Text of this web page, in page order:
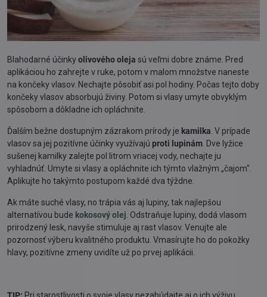
Blahodarné účinkyolivového oleja sú veľmi dobre známe. Pred
aplikáciou ho zahrejte v ruke, potom v malom množstve naneste
na končeky vlasov. Nechajte pôsobiť asi pol hodiny. Počas tejto doby
končeky vlasov absorbujú živiny. Potom si vlasy umyte obvyklým
spôsobom a dôkladne ich opláchnite.
Ďalším bežne dostupným zázrakom prírody je kamilka . V prípade
vlasov sa jej pozitívne účinky využívajú proti lupinám . Dve lyžice
sušenej kamilky zalejte pol litrom vriacej vody, nechajte ju
vyhladnúť. Umyte si vlasy a opláchnite ich týmto vlažným „čajom".
Aplikujte ho takýmto postupom každé dva týždne.
Ak máte suché vlasy, no trápia vás aj lupiny, tak najlepšou
alternatívou bude kokosový olej . Odstraňuje lupiny, dodá vlasom
prirodzený lesk, navyše stimuluje aj rast vlasov. Venujte ale
pozornosť výberu kvalitného produktu. Vmasírujte ho do pokožky
hlavy, pozitívne zmeny uvidíte už po prvej aplikácii.